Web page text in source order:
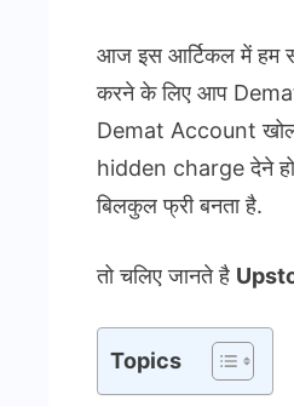
आज इस आर्टिकल में हम
करने के लिए आप
Demat Account
hidden charge देने
बिलकुल फ्री बनता है.
तो चलिए जानते है
Topics